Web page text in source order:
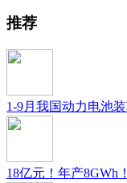
推荐
1-9月我国动力电池
18亿元！年产8GWh